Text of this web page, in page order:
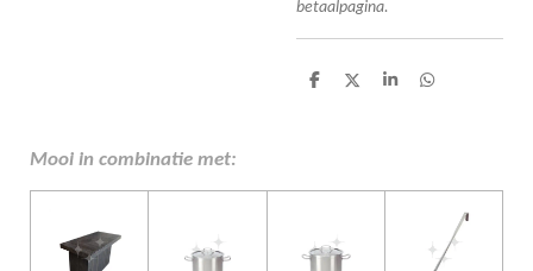
betaalpagina.
D
D
S
D
Mooi in combinatie met: